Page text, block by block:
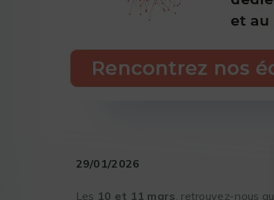
29/01/2026
Les 10 et 11 mars , retrouvez-nous au